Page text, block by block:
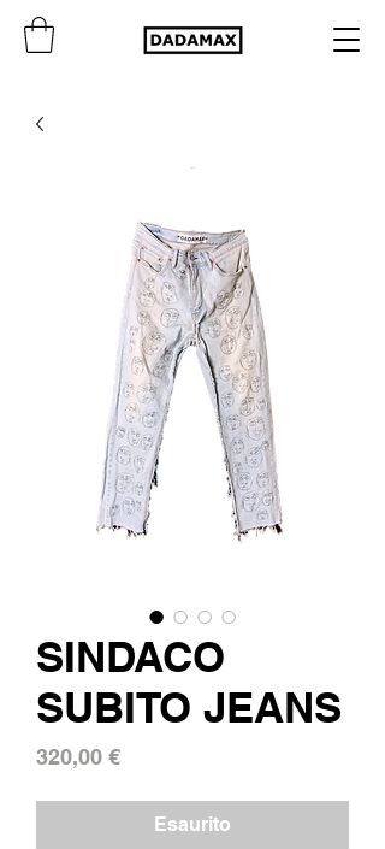
SINDACO
SUBITO JEANS
320,00 €Prezzo
Esaurito